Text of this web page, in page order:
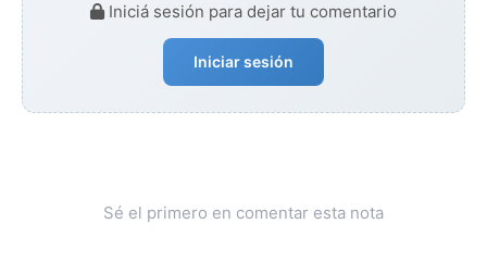
Iniciá sesión para dejar tu comentario
Iniciar sesión
Sé el primero en comentar esta nota